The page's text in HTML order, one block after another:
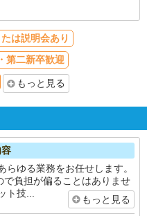
は説明会あり
第二新卒歓迎
もっと見る
らゆる業務をお任せします。
負担が偏ることはありませ
ト技...
もっと見る